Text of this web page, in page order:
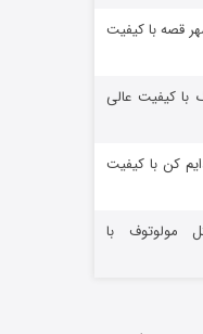
قصه با کیفیت
با کیفیت عالی
کن با کیفیت
مولوتوف با